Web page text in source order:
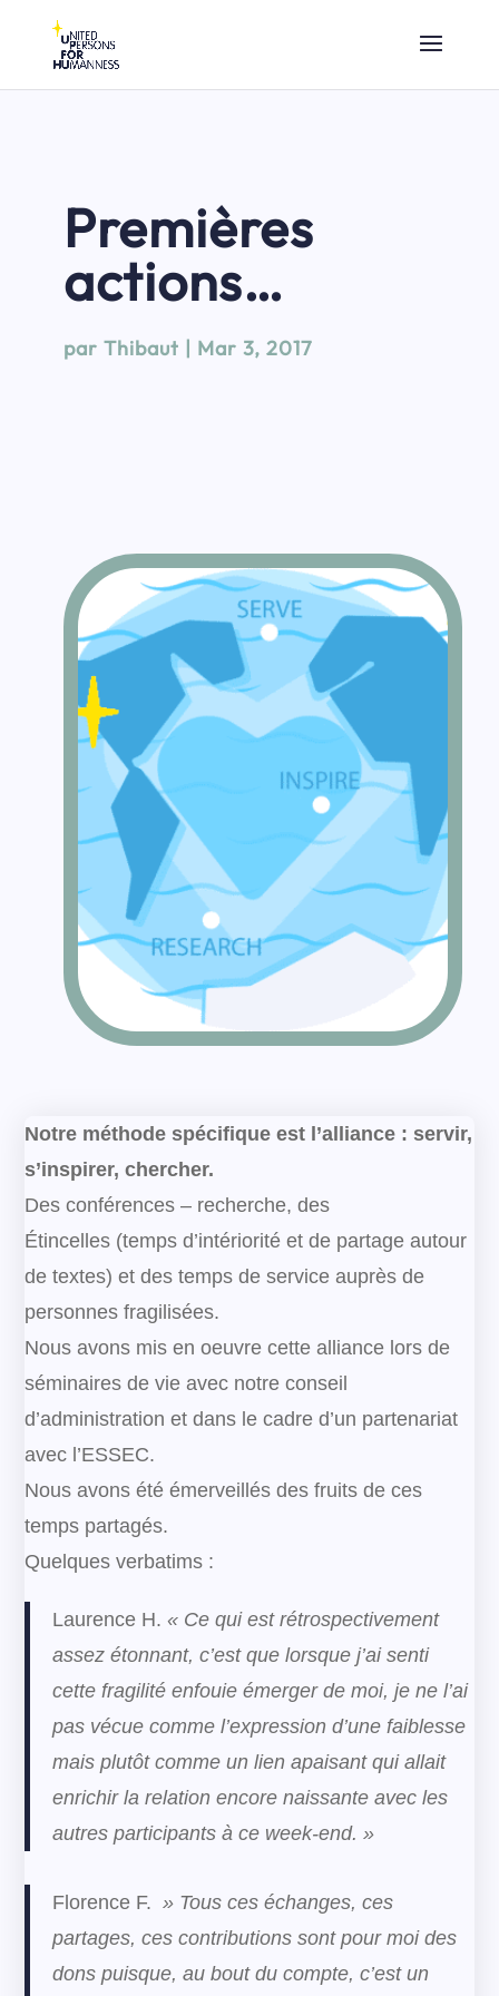
Premières
actions…
par Thibaut | Mar 3, 2017
Notre méthode spécifique est l’alliance : servir,
s’inspirer, chercher.
Des conférences – recherche, des
Étincelles (temps d’intériorité et de partage autour
de textes) et des temps de service auprès de
personnes fragilisées.
Nous avons mis en oeuvre cette alliance lors de
séminaires de vie avec notre conseil
d’administration et dans le cadre d’un partenariat
avec l’ESSEC.
Nous avons été émerveillés des fruits de ces
temps partagés.
Quelques verbatims :
Laurence H.« Ce qui est rétrospectivement
assez étonnant, c’est que lorsque j’ai senti
cette fragilité enfouie émerger de moi, je ne l’ai
pas vécue comme l’expression d’une faiblesse
mais plutôt comme un lien apaisant qui allait
enrichir la relation encore naissante avec les
autres participants à ce week-end. »
Florence F. » Tous ces échanges, ces
partages, ces contributions sont pour moi des
dons puisque, au bout du compte, c’est un